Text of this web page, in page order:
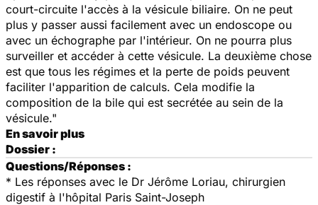
court-circuite l'accès à la vésicule biliaire. On ne peut
plus y passer aussi facilement avec un endoscope ou
avec un échographe par l'intérieur. On ne pourra plus
surveiller et accéder à cette vésicule. La deuxième chose
est que tous les régimes et la perte de poids peuvent
faciliter l'apparition de calculs. Cela modifie la
composition de la bile qui est secrétée au sein de la
vésicule."
En savoir plus
Dossier :
Questions/Réponses :
* Les réponses avec le Dr Jérôme Loriau, chirurgien
digestif à l'hôpital Paris Saint-Joseph